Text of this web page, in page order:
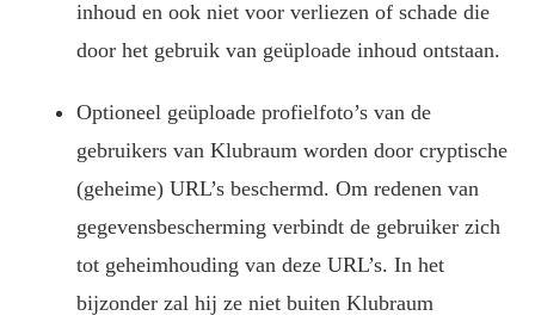
inhoud en ook niet voor verliezen of schade die
door het gebruik van geüploade inhoud ontstaan.
Optioneel geüploade profielfoto’s van de
gebruikers van Klubraum worden door cryptische
(geheime) URL’s beschermd. Om redenen van
gegevensbescherming verbindt de gebruiker zich
tot geheimhouding van deze URL’s. In het
bijzonder zal hij ze niet buiten Klubraum